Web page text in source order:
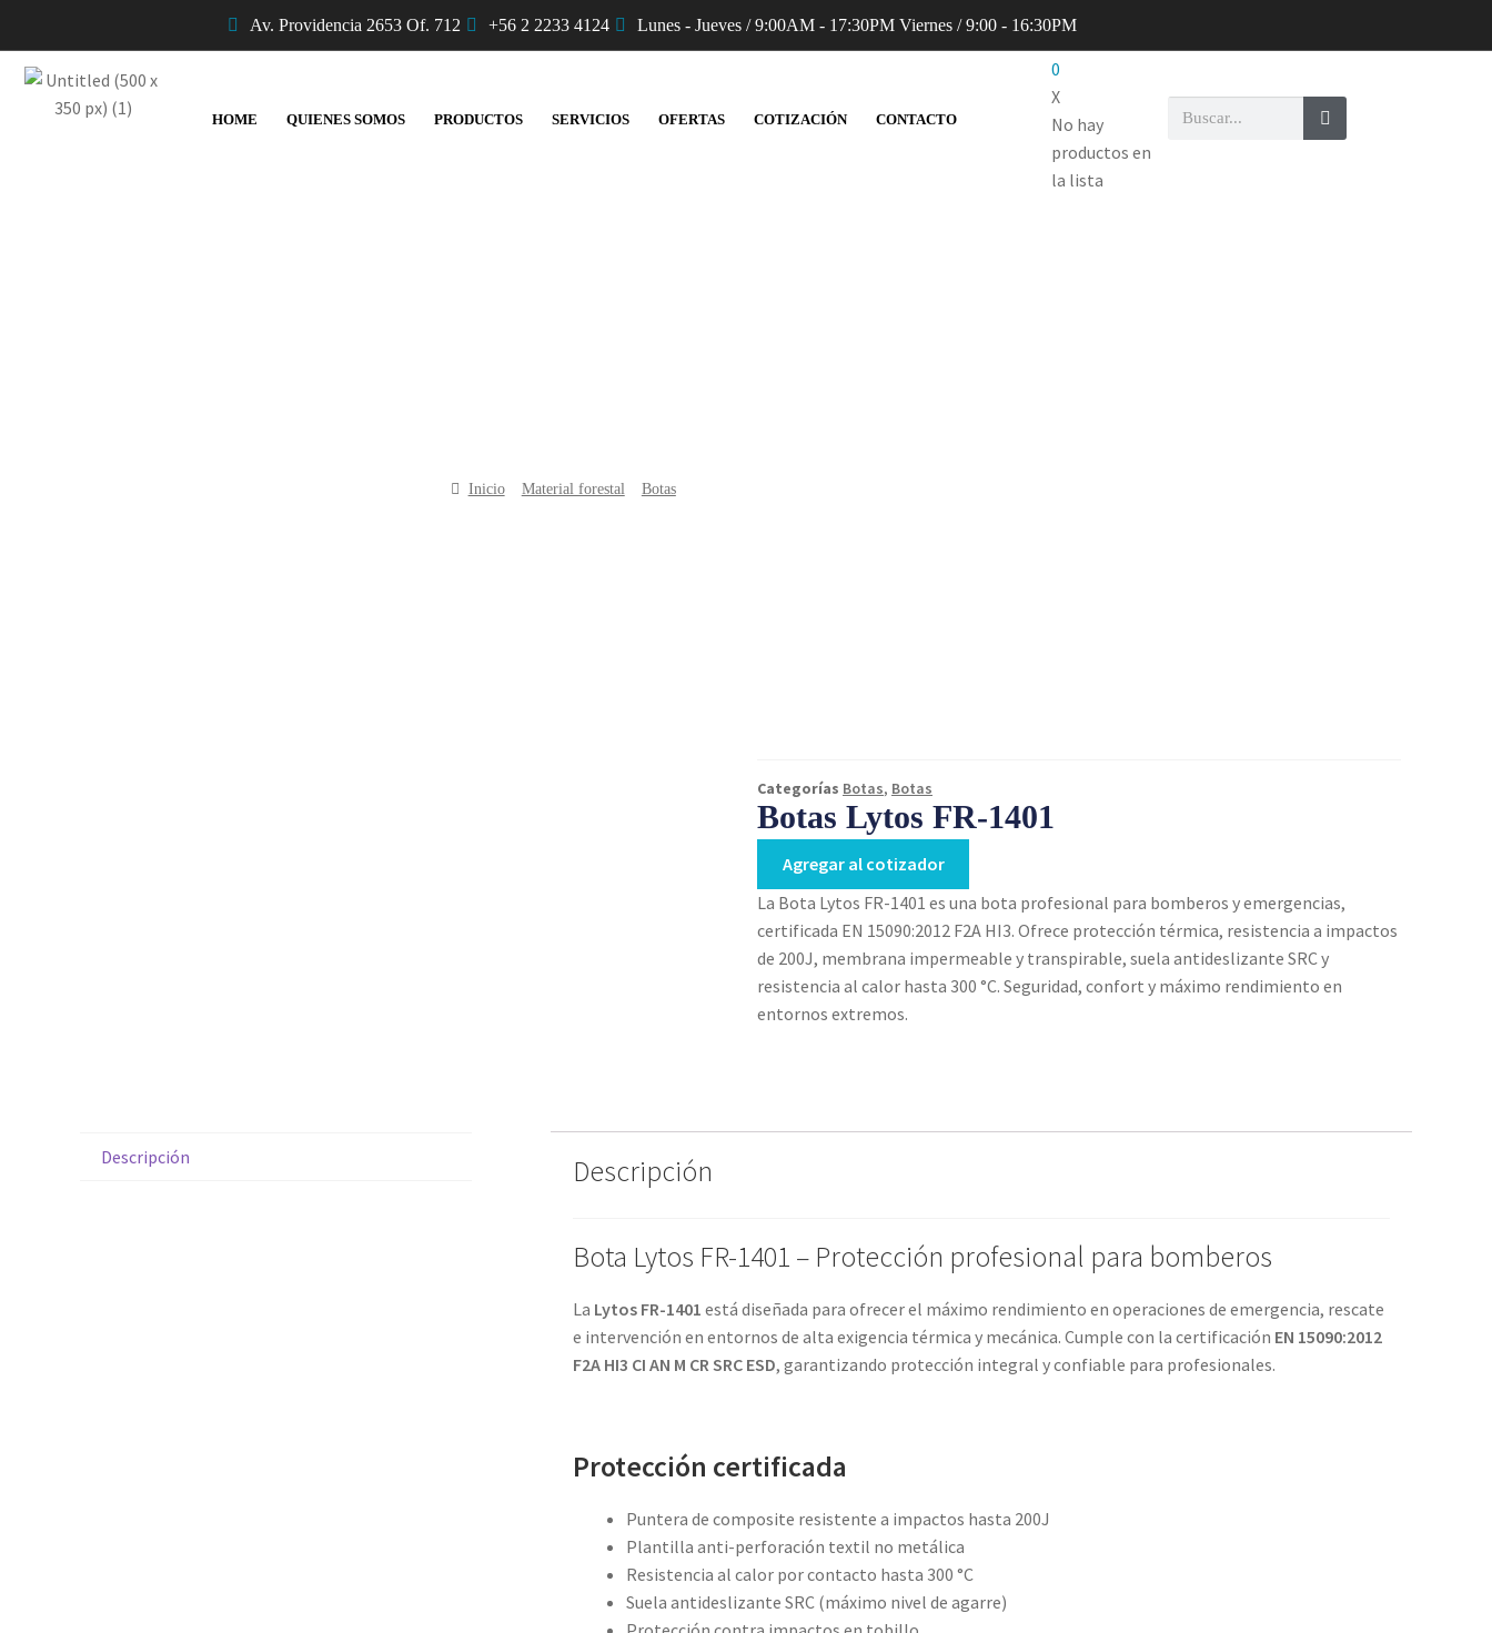
Av. Providencia 2653 Of. 712 +56 2 2233 4124 Lunes - Jueves / 9:00AM - 17:30PM Viernes / 9:00 - 16:30PM
HOME QUIENES SOMOS PRODUCTOS SERVICIOS OFERTAS COTIZACIÓN CONTACTO
0
X
No hay
productos en
la lista
Inicio Material forestal Botas
Categorías Botas, Botas
Botas Lytos FR-1401
Agregar al cotizador
La Bota Lytos FR-1401 es una bota profesional para bomberos y emergencias,
certificada EN 15090:2012 F2A HI3. Ofrece protección térmica, resistencia a impactos
de 200J, membrana impermeable y transpirable, suela antideslizante SRC y
resistencia al calor hasta 300 °C. Seguridad, confort y máximo rendimiento en
entornos extremos.
Descripción Descripción
Bota Lytos FR-1401 – Protección profesional para bomberos
La Lytos FR-1401 está diseñada para ofrecer el máximo rendimiento en operaciones de emergencia, rescate
e intervención en entornos de alta exigencia térmica y mecánica. Cumple con la certificación EN 15090:2012
F2A HI3 CI AN M CR SRC ESD, garantizando protección integral y confiable para profesionales.
Protección certificada
Puntera de composite resistente a impactos hasta 200J
Plantilla anti-perforación textil no metálica
Resistencia al calor por contacto hasta 300 °C
Suela antideslizante SRC (máximo nivel de agarre)